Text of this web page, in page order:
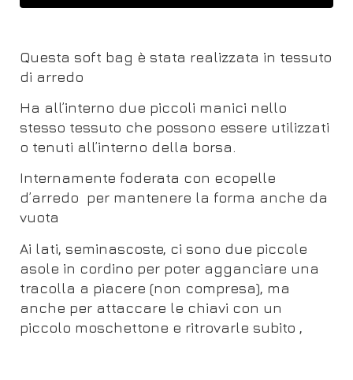
Questa soft bag è stata realizzata in tessuto
di arredo
Ha all’interno due piccoli manici nello
stesso tessuto che possono essere utilizzati
o tenuti all’interno della borsa.
Internamente foderata con ecopelle
d’arredo per mantenere la forma anche da
vuota
Ai lati, seminascoste, ci sono due piccole
asole in cordino per poter agganciare una
tracolla a piacere (non compresa), ma
anche per attaccare le chiavi con un
piccolo moschettone e ritrovarle subito ,